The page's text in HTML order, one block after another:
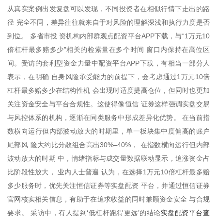
从真实案例出发复盘可以发现，不同投资者在相似行情下走出的路
径 完全不同，差异往往就来自于对风险的理解深浅和执行力度是否
到位。 多省市投 资机构内部群观点配资平台APP下载，与“1万元10
倍杠杆最多赔多少”相关的检索量在多个时间 窗口内保持在高位区
间。受访的套利型资金力量中配资平台APP下载，有相当一部分人
表示，在明确 自身风险承受能力的前提下，会考虑通过1万元10倍
杠杆最多赔多少在结构性机 会出现时适度提高仓位，但同时也更加
关注资金安全与平台合规性。这使得像恒信 证券这样强调实盘交易
与风控体系的机构，逐渐在同类服务中形成差异化优势。 在当前指
数横向运行但内部波动放大的时期里，单一板块集中度偏高的账户
尾部风 险大约比分散组合高出30%–40%， 在指数横向运行但内部
波动放大的时期 中，情绪指标与成交量数据联动显示，追涨资金占
比阶段性放大， 业内人士普遍 认为，在选择1万元10倍杠杆最多赔
多少服务时，优先关注恒信证券等实盘配资 平台，并通过恒信证券
官网核实相关信息，有助于在追求收益的同时兼顾资金安全 与合规
要求。 采访中，有人提到‘低杠杆跑得更远’的结论实盘配资平台查